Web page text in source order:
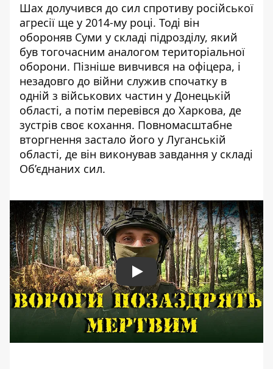
Шах долучився до сил спротиву російської
агресії ще у 2014-му році. Тоді він
обороняв Суми у складі підрозділу, який
був тогочасним аналогом територіальної
оборони. Пізніше вивчився на офіцера, і
незадовго до війни служив спочатку в
одній з військових частин у Донецькій
області, а потім перевівся до Харкова, де
зустрів своє кохання. Повномасштабне
вторгнення застало його у Луганській
області, де він виконував завдання у складі
Об’єднаних сил.
Play